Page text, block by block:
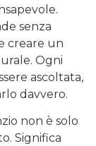
senza
creare un
Ogni
ascoltata,
davvero.
non è solo
Significa